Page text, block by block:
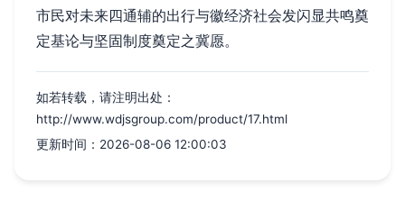
市民对未来四通辅的出行与徽经济社会发闪显共鸣奠
定基论与坚固制度奠定之冀愿。
如若转载，请注明出处：
http://www.wdjsgroup.com/product/17.html
更新时间：2026-08-06 12:00:03